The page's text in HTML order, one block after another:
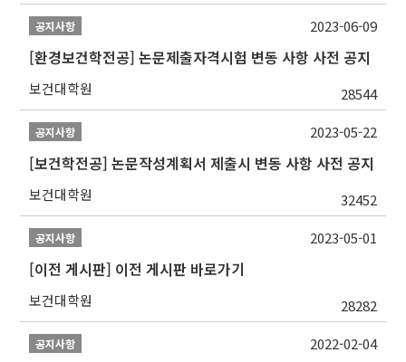
공지사항
[환경보건학전공] 논문제출자격시험 변동 사항 사전 공지
보건대학원 28544
2023-06-09
공지사항
[보건학전공] 논문작성계획서 제출시 변동 사항 사전 공지
보건대학원 32452
2023-05-22
공지사항
[이전 게시판] 이전 게시판 바로가기
보건대학원 28282
2023-05-01
공지사항 2022-02-04